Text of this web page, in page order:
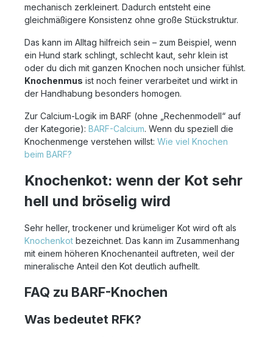
mechanisch zerkleinert. Dadurch entsteht eine
gleichmäßigere Konsistenz ohne große Stückstruktur.
Das kann im Alltag hilfreich sein – zum Beispiel, wenn
ein Hund stark schlingt, schlecht kaut, sehr klein ist
oder du dich mit ganzen Knochen noch unsicher fühlst.
Knochenmus ist noch feiner verarbeitet und wirkt in
der Handhabung besonders homogen.
Zur Calcium-Logik im BARF (ohne „Rechenmodell“ auf
der Kategorie): BARF-Calcium. Wenn du speziell die
Knochenmenge verstehen willst: Wie viel Knochen
beim BARF?
Knochenkot: wenn der Kot sehr
hell und bröselig wird
Sehr heller, trockener und krümeliger Kot wird oft als
Knochenkot bezeichnet. Das kann im Zusammenhang
mit einem höheren Knochenanteil auftreten, weil der
mineralische Anteil den Kot deutlich aufhellt.
FAQ zu BARF-Knochen
Was bedeutet RFK?